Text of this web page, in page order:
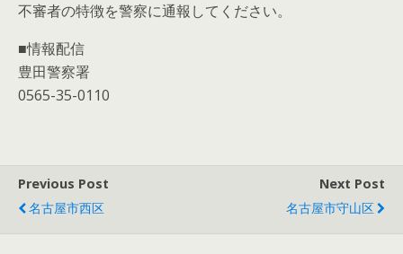
不審者の特徴を警察に通報してください。
■情報配信
豊田警察署
0565-35-0110
Previous Post
名古屋市西区
Next Post
名古屋市守山区